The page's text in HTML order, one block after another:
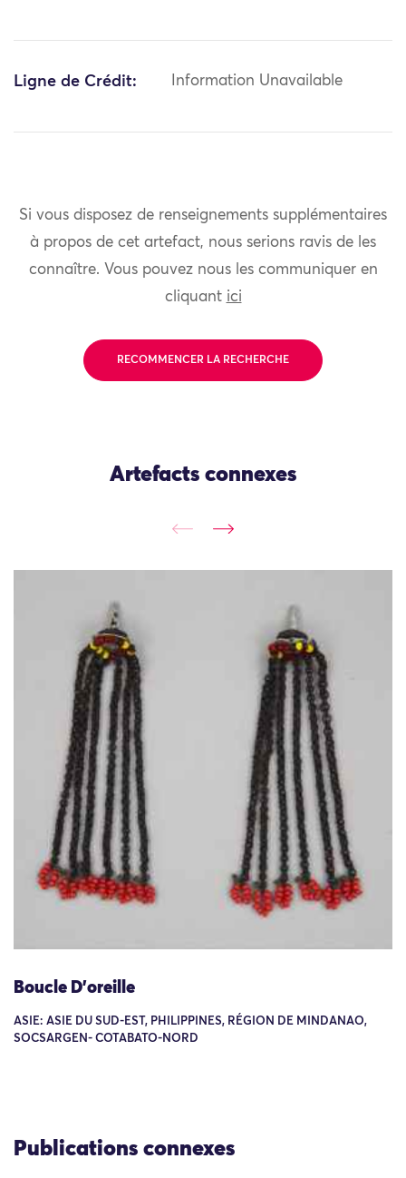
Ligne de Crédit: Information Unavailable
Si vous disposez de renseignements supplémentaires
à propos de cet artefact, nous serions ravis de les
connaître. Vous pouvez nous les communiquer en
cliquant ici
RECOMMENCER LA RECHERCHE
Artefacts connexes
Boucle D'oreille
ASIE: ASIE DU SUD-EST, PHILIPPINES, RÉGION DE MINDANAO,
SOCSARGEN- COTABATO-NORD
Publications connexes